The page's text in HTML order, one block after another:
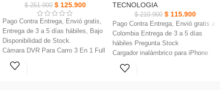
$251.900 $125.900
Pago Contra Entrega, Envió gratis,
Entrega de 3 a 5 días hábiles, Bajo
Disponibilidad de Stock.
Cámara DVR Para Carro 3 En 1 Full
HD, Micrófono incorporado, Formato
de grabación AVI.
TECNOLOGIA
$210.900 $115.900
Pago Contra Entrega, Envió gratis a
Colombia Entrega de 3 a 5 días
hábiles Pregunta Stock
Cargador inalámbrico para iPhone
Carga Magnética Nueva tecnología
magnética magnético